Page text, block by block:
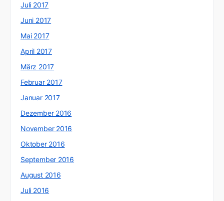
Juli 2017
Juni 2017
Mai 2017
April 2017
März 2017
Februar 2017
Januar 2017
Dezember 2016
November 2016
Oktober 2016
September 2016
August 2016
Juli 2016